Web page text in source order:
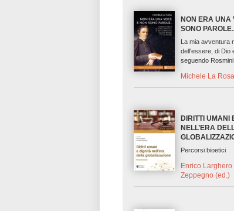
NON ERA UNA
SONO
La mia avventura
dell'essere, di Dio
seguendo
Michele La Rosa
DIRITTI UMANI
NELL’ERA
Percorsi bioetici
Enrico
Zeppegno (ed.)